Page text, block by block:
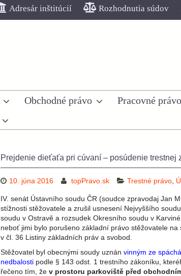
Adresár inštitúcií Rozhodnutia súdov
Obchodné právo Pracovné právo
Prejdenie dieťaťa pri cúvaní – posúdenie trestnej
10. júna 2016 topPravo.sk Trestné právo,
IV. senát Ústavního soudu ČR (soudce zpravodaj Jan
stížnosti stěžovatele a zrušil usnesení Nejvyššího
soudu v Ostravě a rozsudek Okresního soudu v
neboť jimi bylo porušeno základní právo stěžovatele
v čl. 36 Listiny základních práv a svobod.
Stěžovatel byl obecnými soudy uznán vinným ze
nedbalostipodle § 143 odst. 1 trestního zákoníku,
řečeno tím, že v prostoru parkoviště před